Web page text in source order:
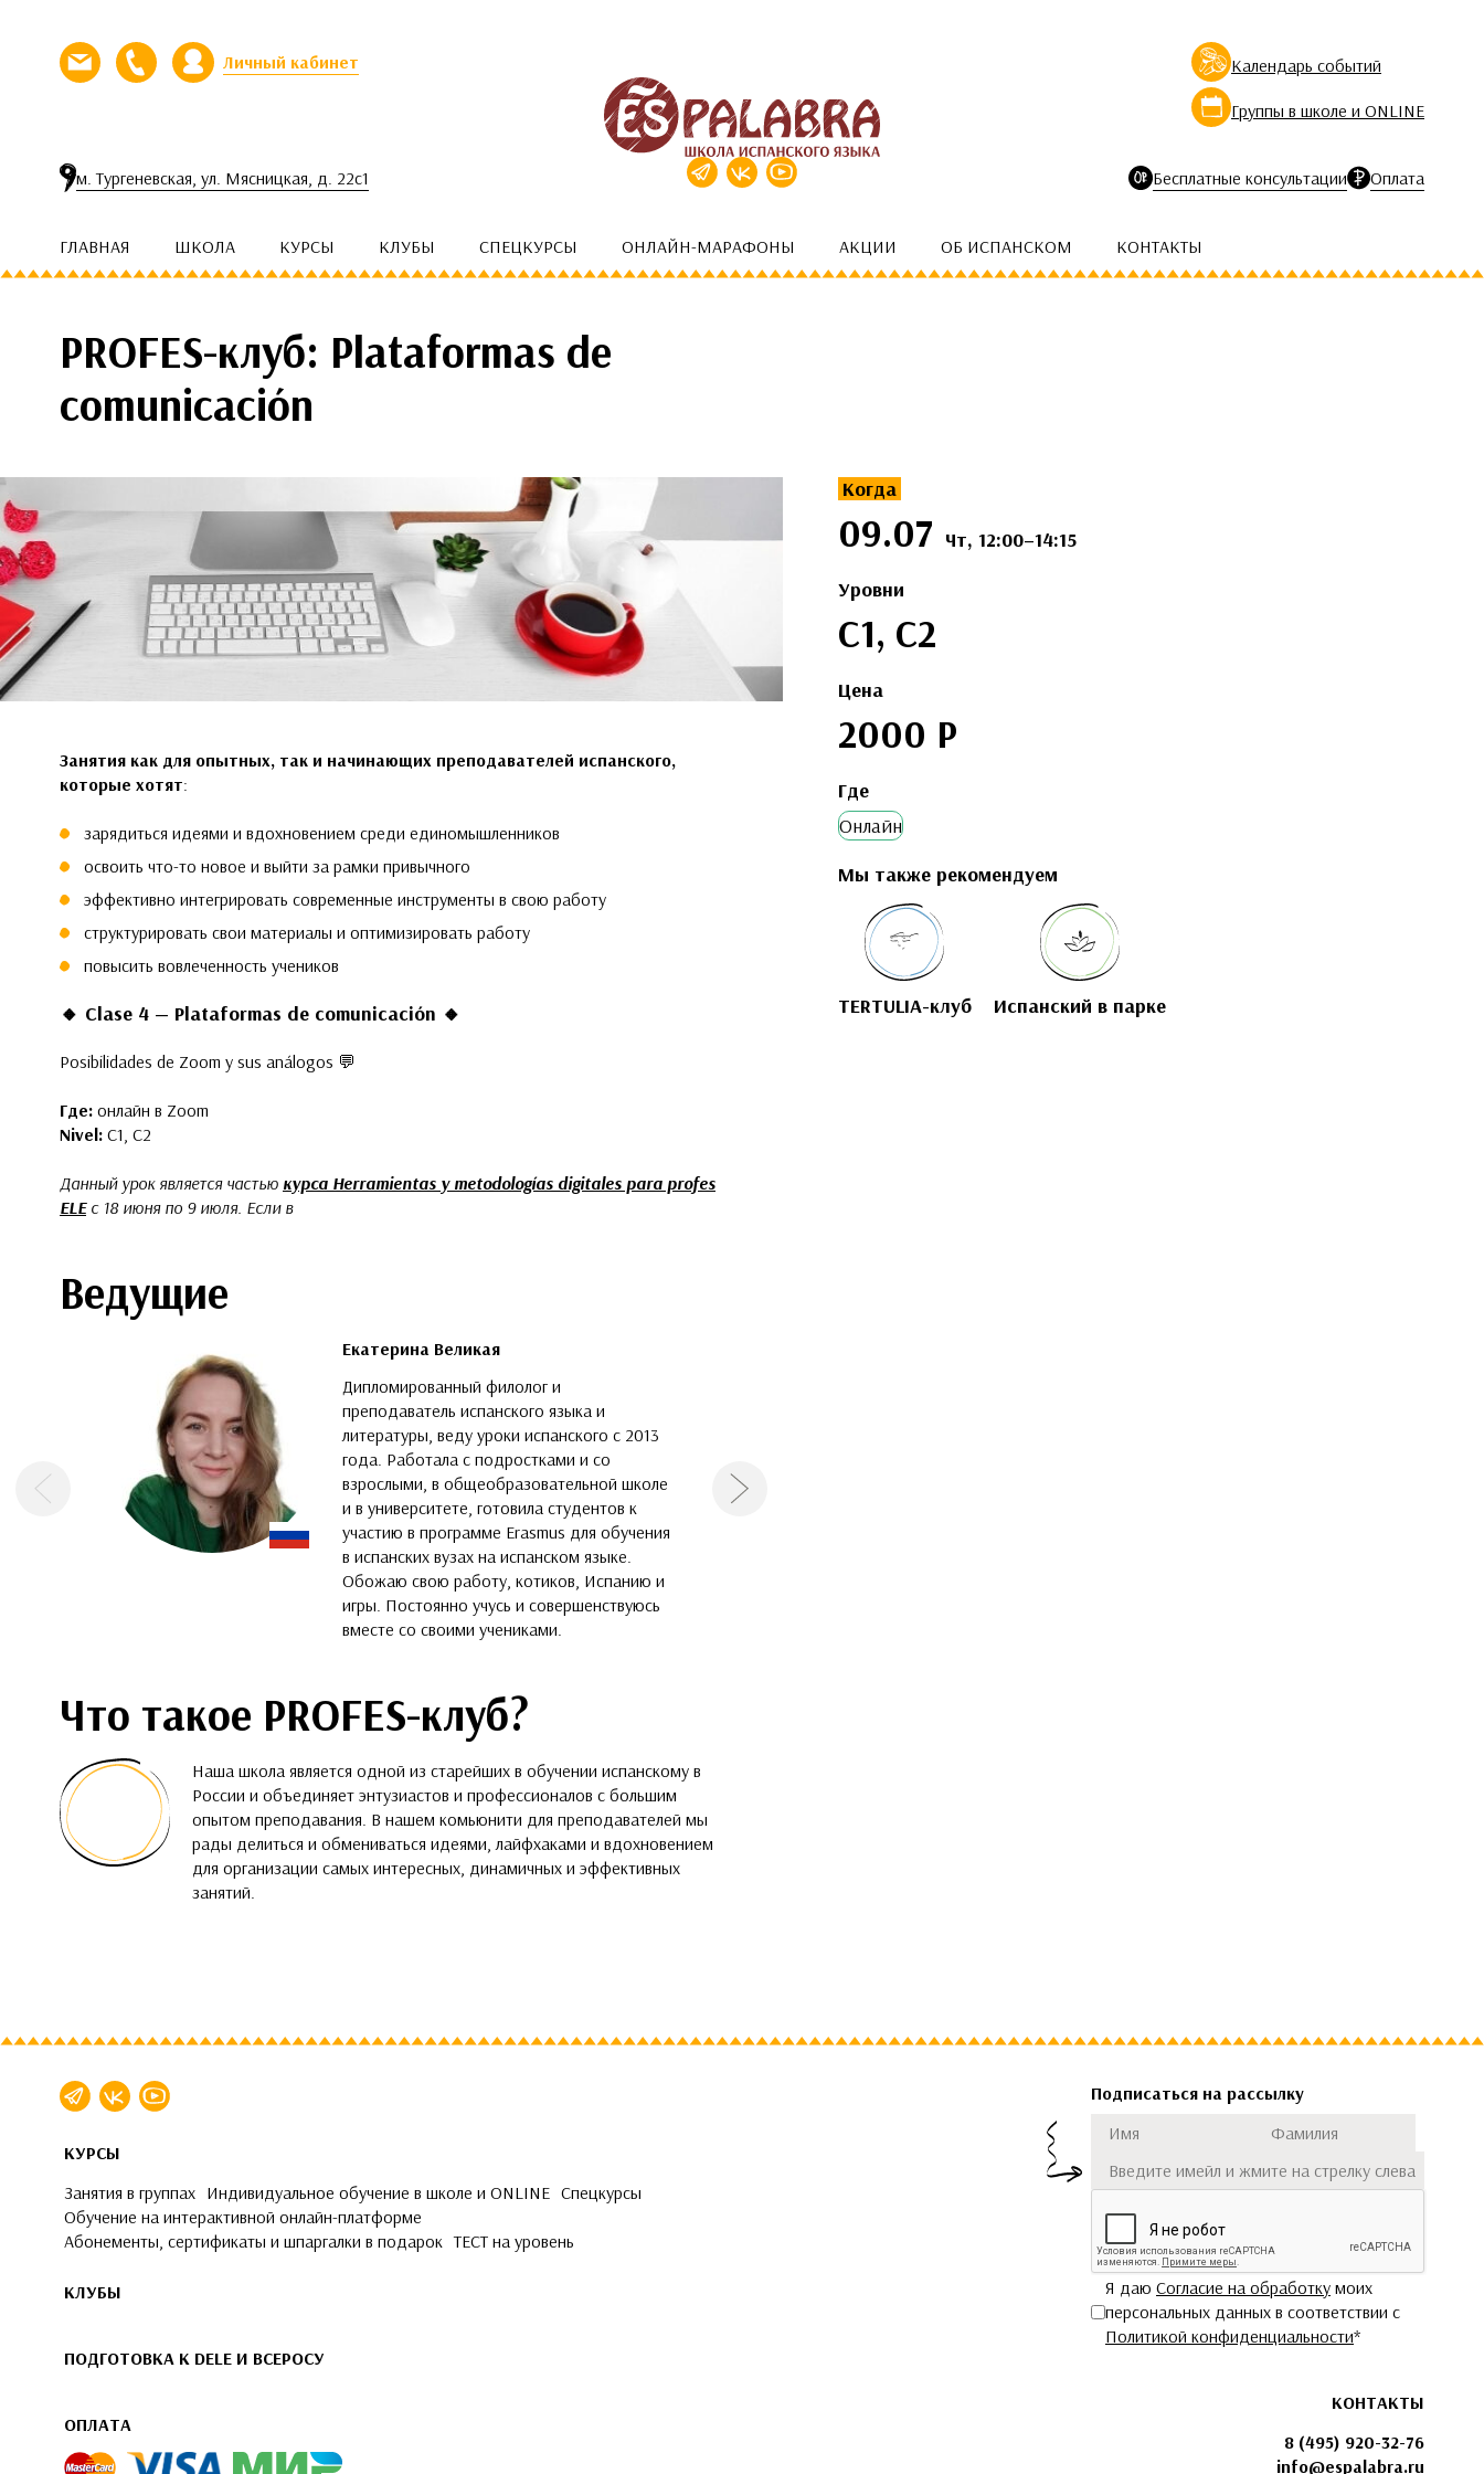
Напишите нам письмо
Позвоните намЛичный кабинет
м. Тургеневская, ул. Мясницкая, д. 22с1 Бесплатные консультации Оплата
Календарь событий
Группы в школе и ONLINE
ГЛАВНАЯ ШКОЛА КУРСЫ КЛУБЫ СПЕЦКУРСЫ ОНЛАЙН-МАРАФОНЫ АКЦИИ ОБ ИСПАНСКОМ КОНТАКТЫ
PROFES-клуб: Plataformas de
comunicación
Занятия как для опытных, так и начинающих преподавателей испанского,
которые хотят:
зарядиться идеями и вдохновением среди единомышленников
освоить что-то новое и выйти за рамки привычного
эффективно интегрировать современные инструменты в свою работу
cтруктурировать свои материалы и оптимизировать работу
повысить вовлеченность учеников
🔸 Clase 4 — Plataformas de comunicación 🔸
Posibilidades de Zoom y sus análogos 💬
Где: онлайн в Zoom
Nivel: C1, C2
Данный урок является частью курса Herramientas y metodologías digitales para profes
ELEс 18 июня по 9 июля. Если в
Ведущие
Екатерина Великая
Дипломированный филолог и
преподаватель испанского языка и
литературы, веду уроки испанского с 2013
года. Работала с подростками и со
взрослыми, в общеобразовательной школе
и в университете, готовила студентов к
участию в программе Erasmus для обучения
в испанских вузах на испанском языке.
Обожаю свою работу, котиков, Испанию и
игры. Постоянно учусь и совершенствуюсь
вместе со своими учениками.
Предыдущая Следующая
Что такое PROFES-клуб?
Наша школа является одной из старейших в обучении испанскому в
России и объединяет энтузиастов и профессионалов с большим
опытом преподавания. В нашем комьюнити для преподавателей мы
рады делиться и обмениваться идеями, лайфхаками и вдохновением
для организации самых интересных, динамичных и эффективных
занятий.
Когда
09.07 Чт, 12:00–14:15
Уровни
C1, С2
Цена
2000 Р
Где
Онлайн
Мы также рекомендуем
TERTULIA-клуб Иcпанский в парке
КУРСЫ
Занятия в группах Индивидуальное обучение в школе и ONLINE Спецкурсы
Обучение на интерактивной онлайн-платформе
Абонементы, сертификаты и шпаргалки в подарок ТЕСТ на уровень
КЛУБЫ
ПОДГОТОВКА К DELE И ВСЕРОСУ
ОПЛАТА
Подписаться на рассылку
Имя
Фамилия
Я даю Согласие на обработку моих
персональных данных в соответствии с
Политикой конфиденциальности*
Подписаться
КОНТАКТЫ
8 (495) 920-32-76
info@espalabra.ru